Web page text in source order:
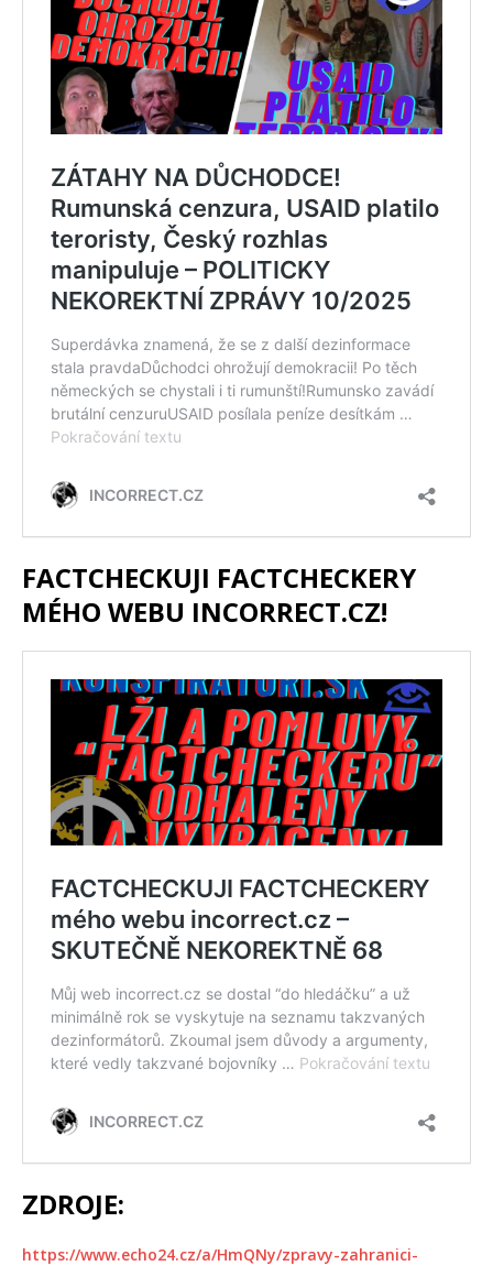
FACTCHECKUJI FACTCHECKERY
MÉHO WEBU INCORRECT.CZ!
ZDROJE:
https://www.echo24.cz/a/HmQNy/zpravy-zahranici-